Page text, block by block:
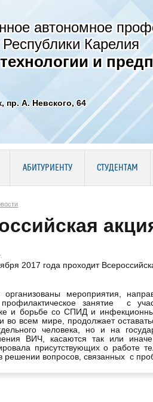
автономное
Карелия
и
пр. А. Невского, 64
АБИТУРИЕНТУ СТУДЕНТАМ
2017 года проходит
организованы мероприятия,
профилактическое занятие с
и борьбе со СПИД и
во всем мире, продолжает
человека, но и на
ВИЧ, касаются так или
присутствующих о работе
решении вопросов, связанных с